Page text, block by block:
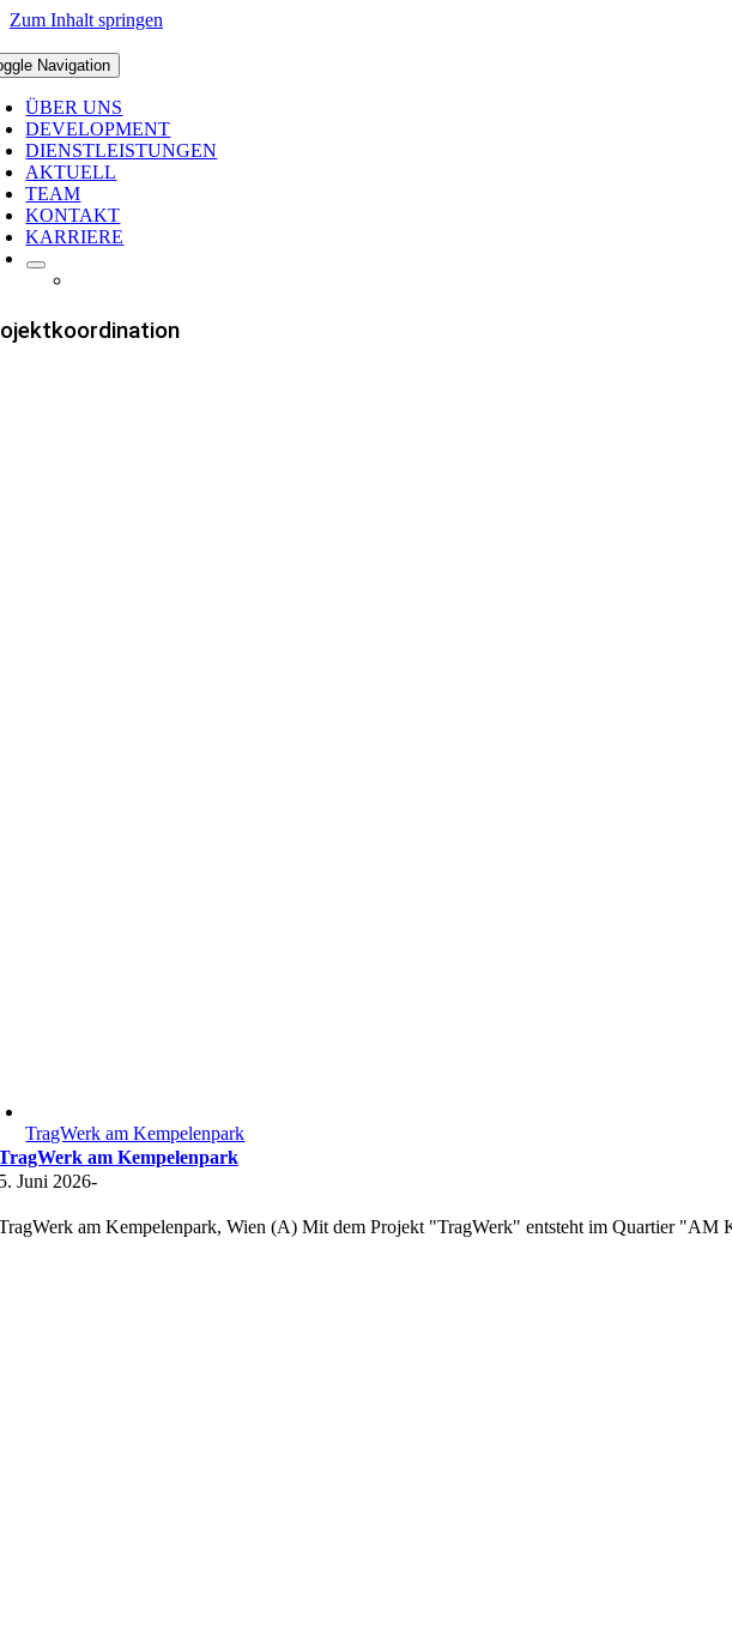
Zum Inhalt springen
Navigation
ÜBER UNS
DEVELOPMENT
DIENSTLEISTUNGEN
AKTUELL
TEAM
KONTAKT
KARRIERE
TragWerk am Kempelenpark
am Kempelenpark
Juni 2026-
am Kempelenpark, Wien (A) Mit dem Projekt "TragWerk" entsteht im Quartier